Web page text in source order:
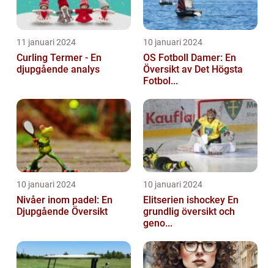
11 januari 2024
Curling Termer - En
djupgående analys
10 januari 2024
OS Fotboll Damer: En
Översikt av Det Högsta
Fotbol...
10 januari 2024
Nivåer inom padel: En
Djupgående Översikt
10 januari 2024
Elitserien ishockey En
grundlig översikt och
geno...